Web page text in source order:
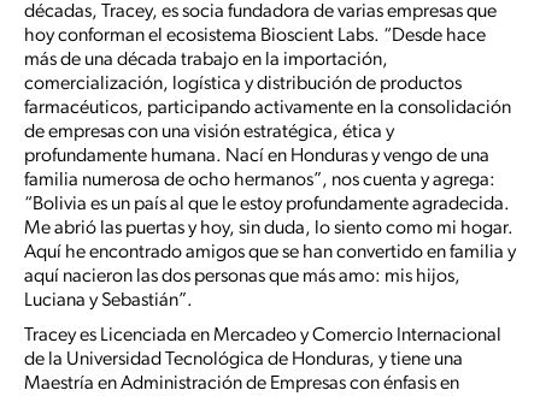
décadas, Tracey, es socia fundadora de varias empresas que
hoy conforman el ecosistema Bioscient Labs. “Desde hace
más de una década trabajo en la importación,
comercialización, logística y distribución de productos
farmacéuticos, participando activamente en la consolidación
de empresas con una visión estratégica, ética y
profundamente humana. Nací en Honduras y vengo de una
familia numerosa de ocho hermanos”, nos cuenta y agrega:
“Bolivia es un país al que le estoy profundamente agradecida.
Me abrió las puertas y hoy, sin duda, lo siento como mi hogar.
Aquí he encontrado amigos que se han convertido en familia y
aquí nacieron las dos personas que más amo: mis hijos,
Luciana y Sebastián”.
Tracey es Licenciada en Mercadeo y Comercio Internacional
de la Universidad Tecnológica de Honduras, y tiene una
Maestría en Administración de Empresas con énfasis en